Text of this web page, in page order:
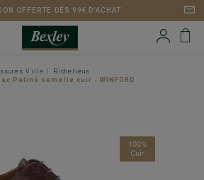
OFFERTE DÈS 99€ D'ACHAT
Ville
Richelieus
Patiné semelle cuir - WINFORD